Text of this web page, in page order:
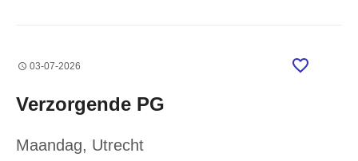
03-07-2026
Verzorgende PG
Maandag, Utrecht